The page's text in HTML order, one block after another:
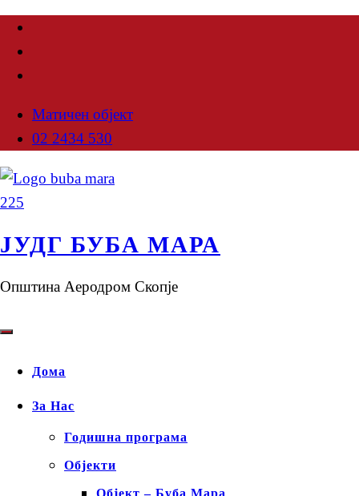
Матичен објект
02 2434 530
ЈУДГ БУБА МАРА
Општина Аеродром Скопје
Дома
За Нас
Годишна програма
Објекти
Објект – Буба Мара